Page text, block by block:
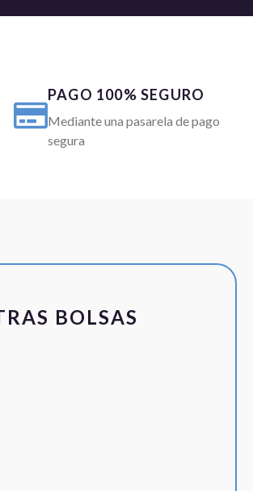
PAGO 100% SEGURO
Mediante una pasarela de pago
segura
BOLSAS